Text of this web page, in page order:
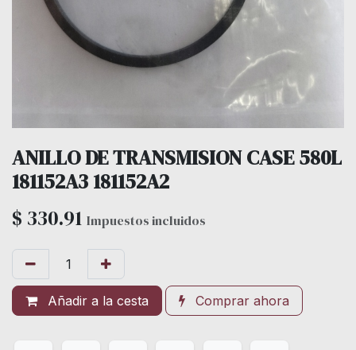
ANILLO DE TRANSMISION CASE 580L
181152A3 181152A2
$ 330.91 Impuestos incluidos
Añadir a la cesta Comprar ahora